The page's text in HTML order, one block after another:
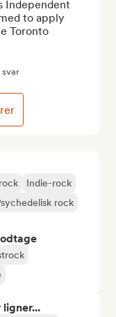
Indie-rock
rock
Independent
to apply
Toronto
svar